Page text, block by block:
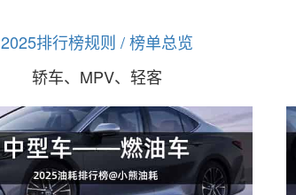
2025排行榜规则 / 榜单总览
轿车、MPV、轻客